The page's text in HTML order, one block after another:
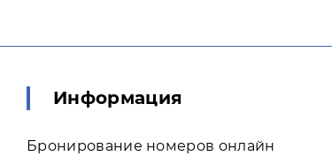
Информация
Бронирование номеров онлайн